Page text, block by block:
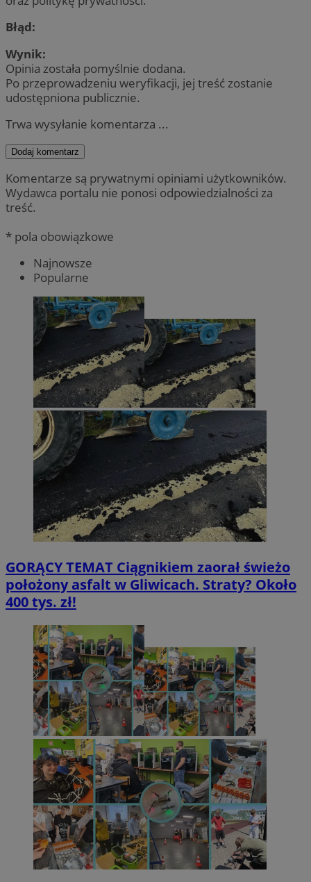
Błąd:
Wynik:
Opinia została pomyślnie dodana.
Po przeprowadzeniu weryfikacji, jej treść zostanie
udostępniona publicznie.
Trwa wysyłanie komentarza ...
Dodaj komentarz
Komentarze są prywatnymi opiniami użytkowników.
Wydawca portalu nie ponosi odpowiedzialności za
treść.
* pola obowiązkowe
Najnowsze
Popularne
GORĄCY TEMAT Ciągnikiem zaorał świeżo
położony asfalt w Gliwicach. Straty? Około
400 tys. zł!